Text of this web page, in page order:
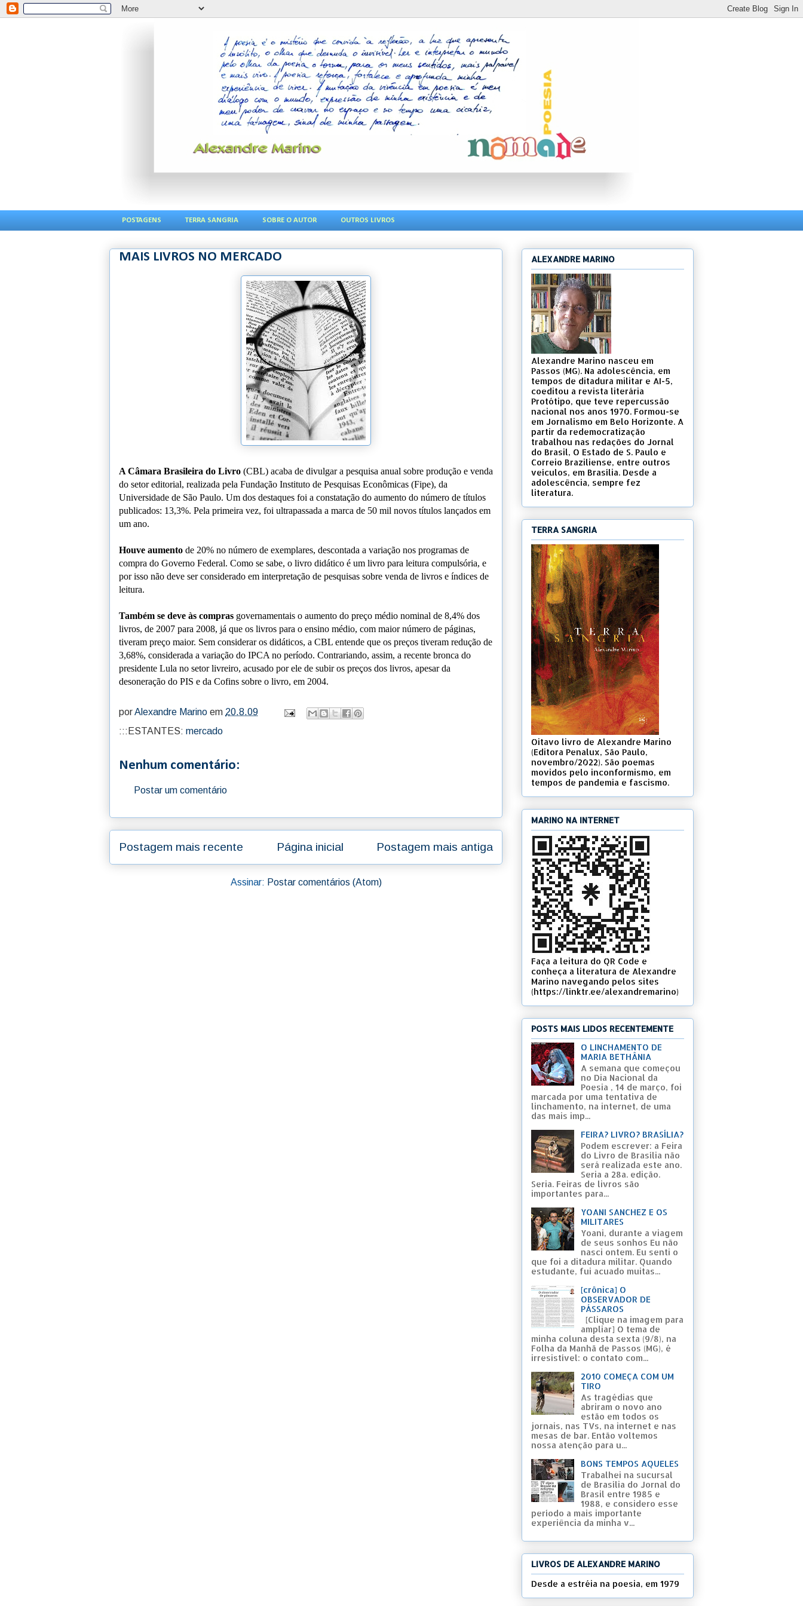
POSTAGENS TERRA SANGRIA SOBRE O AUTOR OUTROS LIVROS
MAIS LIVROS NO MERCADO
A Câmara Brasileira do Livro (CBL) acaba de divulgar a pesquisa anual sobre produção e venda
do setor editorial, realizada pela Fundação Instituto de Pesquisas Econômicas (Fipe), da
Universidade de São Paulo. Um dos destaques foi a constatação do aumento do número de títulos
publicados: 13,3%. Pela primeira vez, foi ultrapassada a marca de 50 mil novos títulos lançados em
um ano.
Houve aumento de 20% no número de exemplares, descontada a variação nos programas de
compra do Governo Federal. Como se sabe, o livro didático é um livro para leitura compulsória, e
por isso não deve ser considerado em interpretação de pesquisas sobre venda de livros e índices de
leitura.
Também se deve às compras governamentais o aumento do preço médio nominal de 8,4% dos
livros, de 2007 para 2008, já que os livros para o ensino médio, com maior número de páginas,
tiveram preço maior. Sem considerar os didáticos, a CBL entende que os preços tiveram redução de
3,68%, considerada a variação do IPCA no período. Contrariando, assim, a recente bronca do
presidente Lula no setor livreiro, acusado por ele de subir os preços dos livros, apesar da
desoneração do PIS e da Cofins sobre o livro, em 2004.
porAlexandre Marino em 20.8.09
:::ESTANTES: mercado
Nenhum comentário:
Postar um comentário
Postagem mais recente Postagem mais antiga
Página inicial
Assinar: Postar comentários (Atom)
ALEXANDRE MARINO
Alexandre Marino nasceu em
Passos (MG). Na adolescência, em
tempos de ditadura militar e AI-5,
coeditou a revista literária
Protótipo, que teve repercussão
nacional nos anos 1970. Formou-se
em Jornalismo em Belo Horizonte. A
partir da redemocratização
trabalhou nas redações do Jornal
do Brasil, O Estado de S. Paulo e
Correio Braziliense, entre outros
veículos, em Brasília. Desde a
adolescência, sempre fez
literatura.
TERRA SANGRIA
Oitavo livro de Alexandre Marino
(Editora Penalux, São Paulo,
novembro/2022). São poemas
movidos pelo inconformismo, em
tempos de pandemia e fascismo.
MARINO NA INTERNET
Faça a leitura do QR Code e
conheça a literatura de Alexandre
Marino navegando pelos sites
(https://linktr.ee/alexandremarino)
POSTS MAIS LIDOS RECENTEMENTE
O LINCHAMENTO DE
MARIA BETHÂNIA
A semana que começou
no Dia Nacional da
Poesia , 14 de março, foi
marcada por uma tentativa de
linchamento, na internet, de uma
das mais imp...
FEIRA? LIVRO? BRASÍLIA?
Podem escrever: a Feira
do Livro de Brasília não
será realizada este ano.
Seria a 28a. edição.
Seria. Feiras de livros são
importantes para...
YOANI SANCHEZ E OS
MILITARES
Yoani, durante a viagem
de seus sonhos Eu não
nasci ontem. Eu senti o
que foi a ditadura militar. Quando
estudante, fui acuado muitas...
[crônica] O
OBSERVADOR DE
PÁSSAROS
[Clique na imagem para
ampliar] O tema de
minha coluna desta sexta (9/8), na
Folha da Manhã de Passos (MG), é
irresistível: o contato com...
2010 COMEÇA COM UM
TIRO
As tragédias que
abriram o novo ano
estão em todos os
jornais, nas TVs, na internet e nas
mesas de bar. Então voltemos
nossa atenção para u...
BONS TEMPOS AQUELES
Trabalhei na sucursal
de Brasília do Jornal do
Brasil entre 1985 e
1988, e considero esse
período a mais importante
experiência da minha v...
LIVROS DE ALEXANDRE MARINO
Desde a estréia na poesia, em 1979